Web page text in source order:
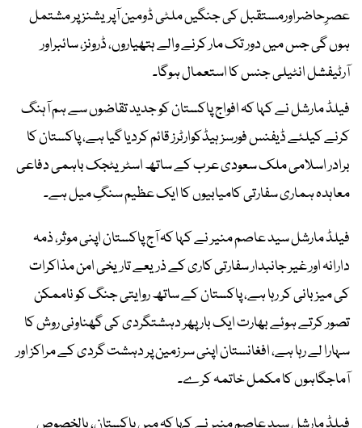
عصرِحاضراورمستقبل کی جنگیں ملٹی ڈومین آپریشنز پر مشتمل
ہوں گی جس میں دور تک مار کرنے والے ہتھیاروں، ڈرونز، سائبراور
آرٹیفشل انٹیلی جنس کا استعمال ہوگا۔
فیلڈ مارشل نے کہا کہ افواج پاکستان کو جدید تقاضوں سے ہم آہنگ
کرنے کیلئے ڈیفنس فورسز ہیڈکوارٹرز قائم کردیا گیا ہے، پاکستان کا
برادر اسلامی ملک سعودی عرب کے ساتھ اسٹریٹجک باہمی دفاعی
معاہدہ ہماری سفارتی کامیابیوں کا ایک عظیم سنگِ میل ہے۔
فیلڈ مارشل سید عاصم منیر نے کہا کہ آج پاکستان اپنی موثر، ذمہ
دارانہ اور غیر جانبدار سفارتی کاری کے ذریعے تاریخی امن مذاکرات
کی میزبانی کر رہا ہے، پاکستان کے ساتھ روایتی جنگ کو ناممکن
تصور کرتے ہوئے بھارت ایک بار پھر دہشتگردی کی گھناونی روش کا
سہارا لے رہا ہے، افغانستان اپنی سر زمین پر دہشت گردی کے مراکز اور
آماجگاہوں کا مکمل خاتمہ کرے۔